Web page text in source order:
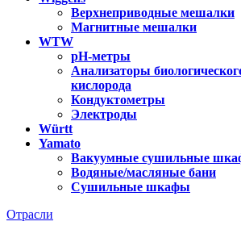
Верхнеприводные мешалки
Магнитные мешалки
WTW
pH-метры
Анализаторы
кислорода
Кондуктометры
Электроды
Württ
Yamato
Вакуумные сушильные
Водяные/масляные бани
Сушильные шкафы
Отрасли